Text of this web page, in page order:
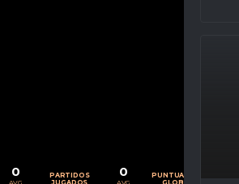
0
AVG
PARTIDOS
JUGADOS
0
AVG
PUNTUACIÓN
GLOBAL